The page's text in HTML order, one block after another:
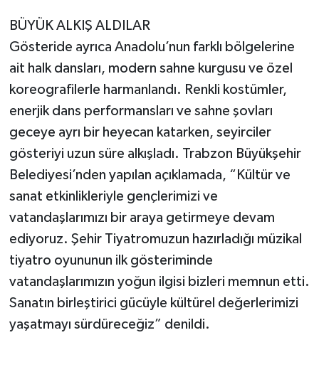
BÜYÜK ALKIŞ ALDILAR
Gösteride ayrıca Anadolu’nun farklı bölgelerine
ait halk dansları, modern sahne kurgusu ve özel
koreografilerle harmanlandı. Renkli kostümler,
enerjik dans performansları ve sahne şovları
geceye ayrı bir heyecan katarken, seyirciler
gösteriyi uzun süre alkışladı. Trabzon Büyükşehir
Belediyesi’nden yapılan açıklamada, “Kültür ve
sanat etkinlikleriyle gençlerimizi ve
vatandaşlarımızı bir araya getirmeye devam
ediyoruz. Şehir Tiyatromuzun hazırladığı müzikal
tiyatro oyununun ilk gösteriminde
vatandaşlarımızın yoğun ilgisi bizleri memnun etti.
Sanatın birleştirici gücüyle kültürel değerlerimizi
yaşatmayı sürdüreceğiz” denildi.